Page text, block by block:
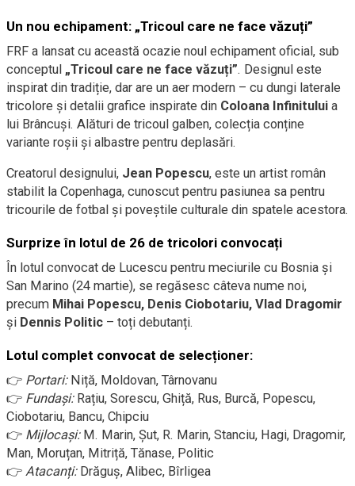
Un nou echipament: „Tricoul care ne face văzuți”
FRF a lansat cu această ocazie noul echipament oficial, sub
conceptul „Tricoul care ne face văzuți”. Designul este
inspirat din tradiție, dar are un aer modern – cu dungi laterale
tricolore și detalii grafice inspirate din Coloana Infinitului a
lui Brâncuși. Alături de tricoul galben, colecția conține
variante roșii și albastre pentru deplasări.
Creatorul designului, Jean Popescu, este un artist român
stabilit la Copenhaga, cunoscut pentru pasiunea sa pentru
tricourile de fotbal și poveștile culturale din spatele acestora.
Surprize în lotul de 26 de tricolori convocați
În lotul convocat de Lucescu pentru meciurile cu Bosnia și
San Marino (24 martie), se regăsesc câteva nume noi,
precum Mihai Popescu, Denis Ciobotariu, Vlad Dragomir
și Dennis Politic – toți debutanți.
Lotul complet convocat de selecționer:
👉 Portari:Niță, Moldovan, Târnovanu
👉 Fundași:Rațiu, Sorescu, Ghiță, Rus, Burcă, Popescu,
Ciobotariu, Bancu, Chipciu
👉 Mijlocași:M. Marin, Șut, R. Marin, Stanciu, Hagi, Dragomir,
Man, Moruțan, Mitriță, Tănase, Politic
👉 Atacanți:Drăguș, Alibec, Bîrligea